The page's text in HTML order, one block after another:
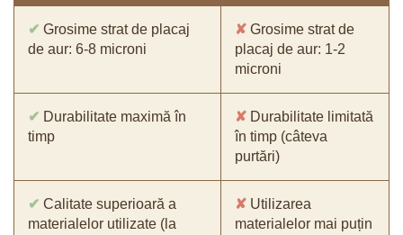
✔ Grosime strat de placaj
de aur: 6-8 microni
✘ Grosime strat de
placaj de aur: 1-2
microni
✔ Durabilitate maximă în
timp
✘ Durabilitate limitată
în timp (câteva
purtări)
✔ Calitate superioară a
materialelor utilizate (la
✘ Utilizarea
materialelor mai puțin